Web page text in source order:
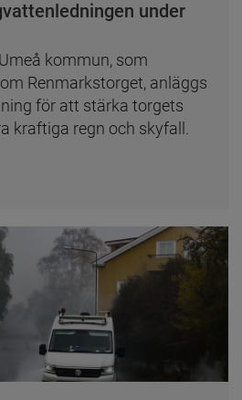
under
kommun, som
Renmarkstorget, anläggs
för att stärka torgets
kraftiga regn och skyfall.